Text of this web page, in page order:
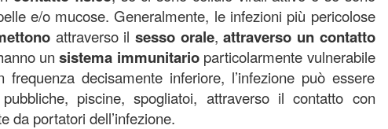
e/o mucose. Generalmente, le infezioni più pericolose
attraverso il sesso orale,attraverso un contatto
unsistema immunitarioparticolarmente vulnerabile
decisamente inferiore, l’infezione può essere
piscine, spogliatoi, attraverso il contatto con
da portatori dell’infezione.